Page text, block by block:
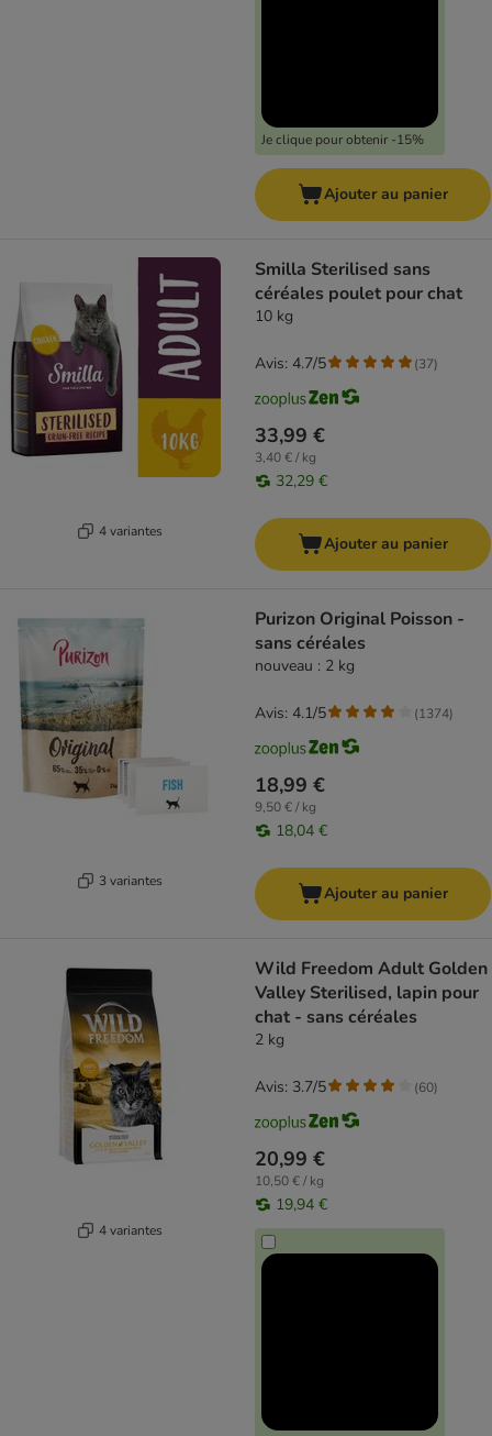
Je clique pour obtenir -15%
Ajouter au panier
4 variantes
Smilla Sterilised sans
céréales poulet pour chat
10 kg
33,99 €
3,40 € / kg
32,29 €
Avis: 4.7/5 (37)
Ajouter au panier
3 variantes
Purizon Original Poisson -
sans céréales
nouveau : 2 kg
18,99 €
9,50 € / kg
18,04 €
Avis: 4.1/5 (1374)
Ajouter au panier
4 variantes
Wild Freedom Adult Golden
Valley Sterilised, lapin pour
chat - sans céréales
2 kg
20,99 €
10,50 € / kg
19,94 €
Avis: 3.7/5 (60)